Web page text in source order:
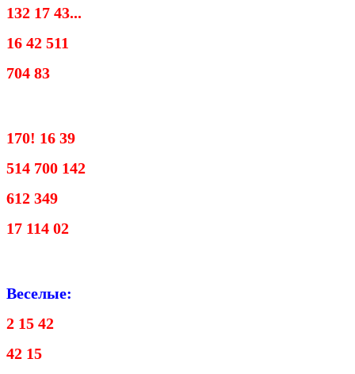
132 17 43...
16 42 511
704 83
170! 16 39
514 700 142
612 349
17 114 02
Веселые:
2 15 42
42 15